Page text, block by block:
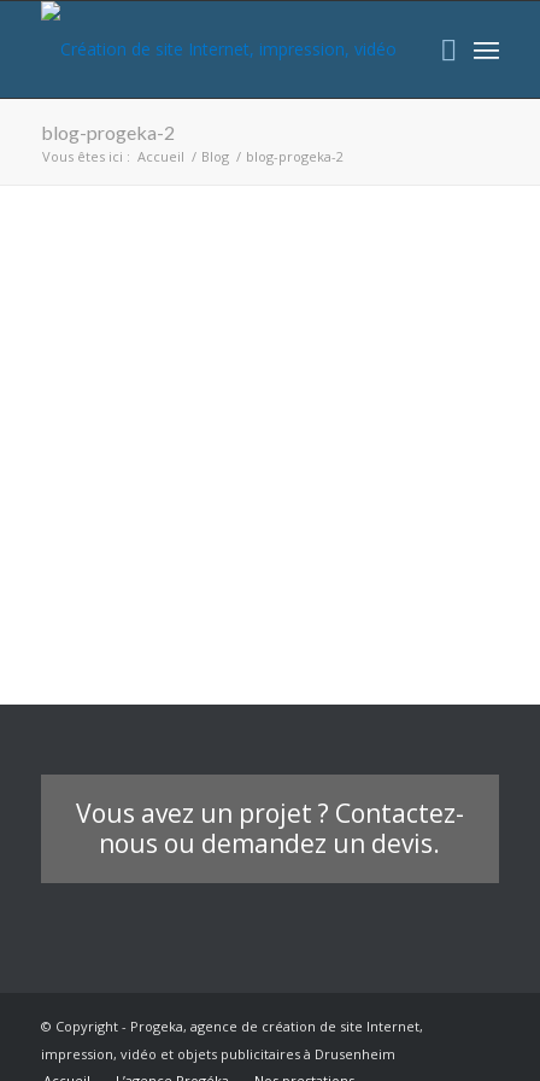
blog-progeka-2
Vous êtes ici : Accueil / Blog / blog-progeka-2
Vous avez un projet ? Contactez-
nous ou demandez un devis.
© Copyright - Progeka, agence de création de site Internet,
impression, vidéo et objets publicitaires à Drusenheim